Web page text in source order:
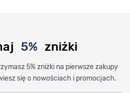
5% zniżki
5% zniżki na pierwsze zakupy
się o nowościach i promocjach.